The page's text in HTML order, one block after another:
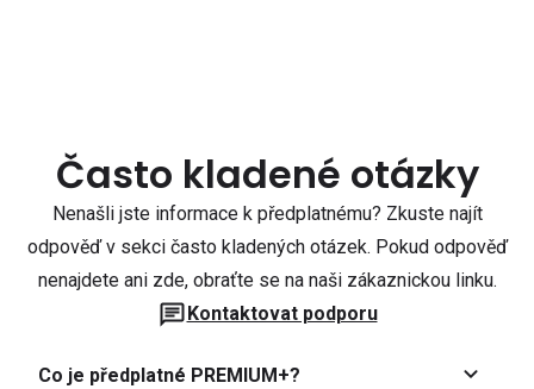
Často kladené otázky
Nenašli jste informace k předplatnému? Zkuste najít
odpověď v sekci často kladených otázek. Pokud odpověď
nenajdete ani zde, obraťte se na naši zákaznickou linku.
Kontaktovat podporu
Co je předplatné PREMIUM+?